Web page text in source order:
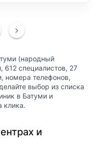
(народный
612 специалистов, 27
номера телефонов,
выбор из списка
в Батуми и
клика.
и